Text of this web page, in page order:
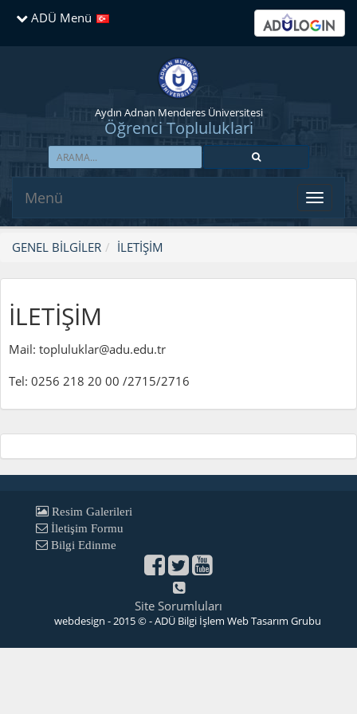
ADÜ Menü
Aydın Adnan Menderes Üniversitesi
Öğrenci Topluluklari
Menü
GENEL BİLGİLER İLETİŞİM
İLETİŞİM
Mail: topluluklar@adu.edu.tr
Tel: 0256 218 20 00 /2715/2716
Resim Galerileri
İletişim Formu
Bilgi Edinme
Site Sorumluları
webdesign - 2015 © - ADÜ Bilgi İşlem Web Tasarım Grubu